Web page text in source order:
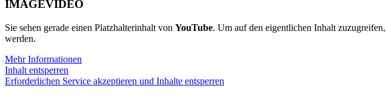
IMAGEVIDEO
Sie sehen gerade einen Platzhalterinhalt von YouTube. Um auf den eigentlichen Inhalt
werden.
Mehr Informationen
Inhalt entsperren
Erforderlichen Service akzeptieren und Inhalte entsperren